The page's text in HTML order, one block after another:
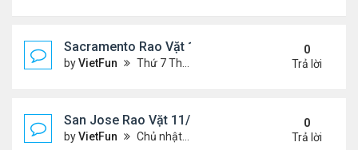
Sacramento Rao Vặt 12/3/21- 12/10/21
byVietFun Thứ 7 Tháng 12 04, 2021 7:38 pm
0
Trả lời
San Jose Rao Vặt 11/26/21- 12/3/21
byVietFun Chủ nhật Tháng 11 28, 2021 8:26 pm
0
Trả lời